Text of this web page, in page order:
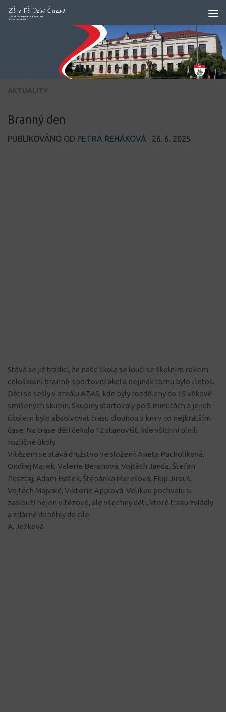
Skip to content
AKTUALITY
Branný den
PUBLIKOVÁNO OD PETRA ŘEHÁKOVÁ · 26. 6. 2025
Stává se již tradicí, že naše škola se loučí se školním rokem
celoškolní branně-sportovní akcí a nejinak tomu bylo i letos.
Děti se sešly v areálu AZAS, kde byly rozděleny do 15 věkově
smíšených skupin. Skupiny startovaly po 5 minutách a jejich
úkolem bylo absolvovat trasu dlouhou 5 km v co nejkratším
čase. Na trase děti čekalo 12 stanovišť, kde všichni plnili
rozličné úkoly.
Vítězem se stává družstvo ve složení: Aneta Pacholíková,
Ondřej Marek, Valerie Beranová, Vojtěch Janda, Štefan
Pusztaj, Adam Hašek, Štěpánka Marešová, Filip Jirouš,
Vojtěch Majvald, Viktorie Applová. Velikou pochvalu si
zaslouží nejen vítězové, ale všechny děti, které trasu zvládly
a zdárně doběhly do cíle.
A. Ježková